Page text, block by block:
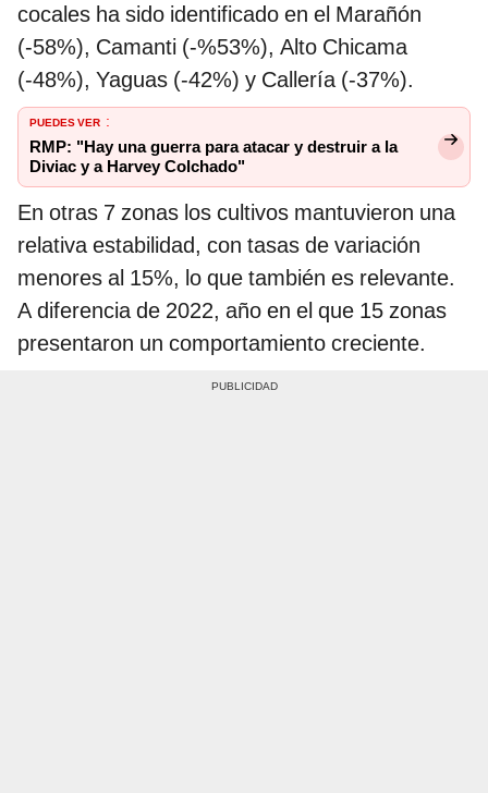
cocales ha sido identificado en el Marañón
(-58%), Camanti (-%53%), Alto Chicama
(-48%), Yaguas (-42%) y Callería (-37%).
PUEDES VER :
RMP: "Hay una guerra para atacar y destruir a la
Diviac y a Harvey Colchado"
En otras 7 zonas los cultivos mantuvieron una
relativa estabilidad, con tasas de variación
menores al 15%, lo que también es relevante.
A diferencia de 2022, año en el que 15 zonas
presentaron un comportamiento creciente.